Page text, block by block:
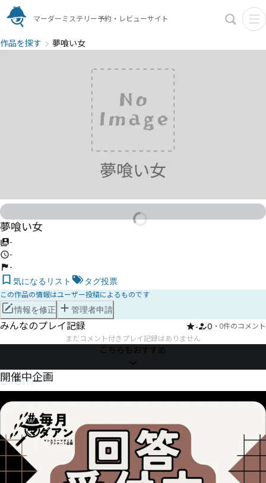
マーダーミステリー予約・レビューサイト
作品を探す 夢喰い女
夢喰い女
-
-
-
気になるリスト タグ投票
この作品の情報はユーザー投稿によるものです
情報を修正 管理者申請
みんなのプレイ記録 - 0 ・ 0件のコメント
まだコメント付きプレイ記録はありません
こちらもおすすめ
Event
開催中企画